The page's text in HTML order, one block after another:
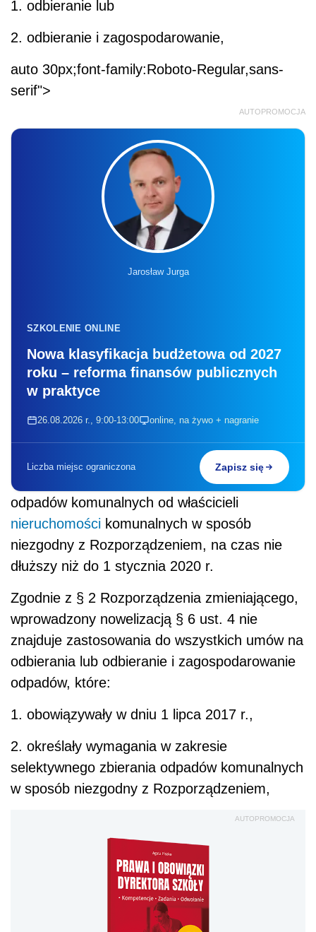
1. odbieranie lub
2. odbieranie i zagospodarowanie,
auto 30px;font-family:Roboto-Regular,sans-
serif">
AUTOPROMOCJA
Jarosław Jurga
SZKOLENIE ONLINE
Nowa klasyfikacja budżetowa od 2027
roku – reforma finansów publicznych
w praktyce
26.08.2026 r., 9:00-13:00 online, na żywo + nagranie
Liczba miejsc ograniczona Zapisz się
odpadów komunalnych od właścicieli
nieruchomości komunalnych w sposób
niezgodny z Rozporządzeniem, na czas nie
dłuższy niż do 1 stycznia 2020 r.
Zgodnie z § 2 Rozporządzenia zmieniającego,
wprowadzony nowelizacją § 6 ust. 4 nie
znajduje zastosowania do wszystkich umów na
odbierania lub odbieranie i zagospodarowanie
odpadów, które:
1. obowiązywały w dniu 1 lipca 2017 r.,
2. określały wymagania w zakresie
selektywnego zbierania odpadów komunalnych
w sposób niezgodny z Rozporządzeniem,
AUTOPROMOCJA